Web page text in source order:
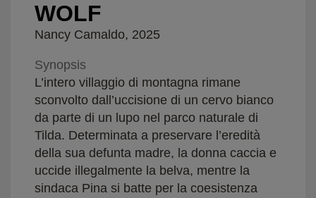
WOLF
Nancy Camaldo, 2025
Synopsis
L’intero villaggio di montagna rimane
sconvolto dall’uccisione di un cervo bianco
da parte di un lupo nel parco naturale di
Tilda. Determinata a preservare l’eredità
della sua defunta madre, la donna caccia e
uccide illegalmente la belva, mentre la
sindaca Pina si batte per la coesistenza